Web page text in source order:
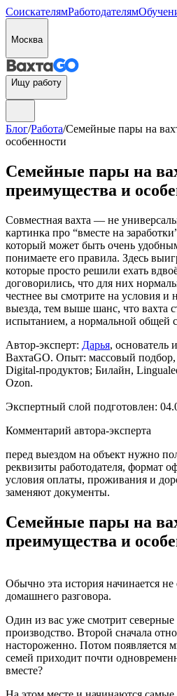
СоискателямРаботодателям
Москва
Ищу работу
Блог/Работа/Семейные пары на
особенности
Семейные пары на
преимущества и
Совместная вахта — не
картинка про “вместе на
который может быть очень
понимаете его правила. Здесь
которые просто решили ехать
договорились, что для них
честнее вы смотрите на условия и
выезда, тем выше шанс, что вахта
испытанием, а нормальной общей
Автор-эксперт: Дарья, основатель
ВахтаGO. Опыт: массовый подбор,
Digital-продуктов; Билайн,
Ozon.
Экспертный слой подготовлен:
Комментарий автора-эксперта
перед выездом на объект нужно
реквизиты работодателя, формат
условия оплаты, проживания и
заменяют документы.
Семейные пары на
преимущества и
Обычно эта история начинается
домашнего разговора.
Один из вас уже смотрит
производство. Второй сначала
настороженно. Потом появляется
семей приходит почти
вместе?